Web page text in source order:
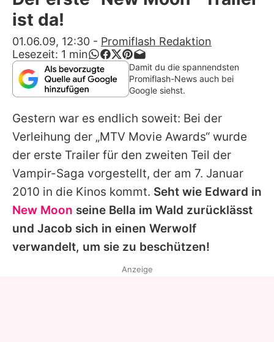
Alle Themen auf Promiflash
App runterladen
Team
Redaktionelle Richtlinien
Impressum
Nutzungsbedingungen
Utiq verwalten
ist da!
01.06.09, 12:30 - Promiflash Redaktion
Lesezeit: 1 min
Damit du die spannendsten
Promiflash-News auch bei
Google siehst.
Gestern war es endlich soweit: Bei der
Verleihung der „MTV Movie Awards“ wurde
der erste Trailer für den zweiten Teil der
Vampir-Saga vorgestellt, der am 7. Januar
2010 in die Kinos kommt. Seht wie Edward in
New Moon seine Bella im Wald zurücklässt
und Jacob sich in einen Werwolf
verwandelt, um sie zu beschützen!
Anzeige